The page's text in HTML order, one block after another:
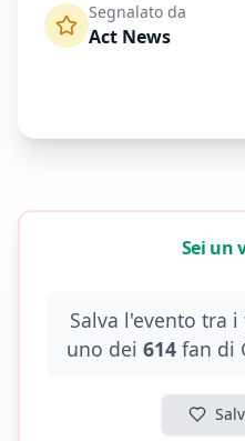
Segnalato da
Act News
Sei un
Salva l'evento tra
uno dei 614 fan di